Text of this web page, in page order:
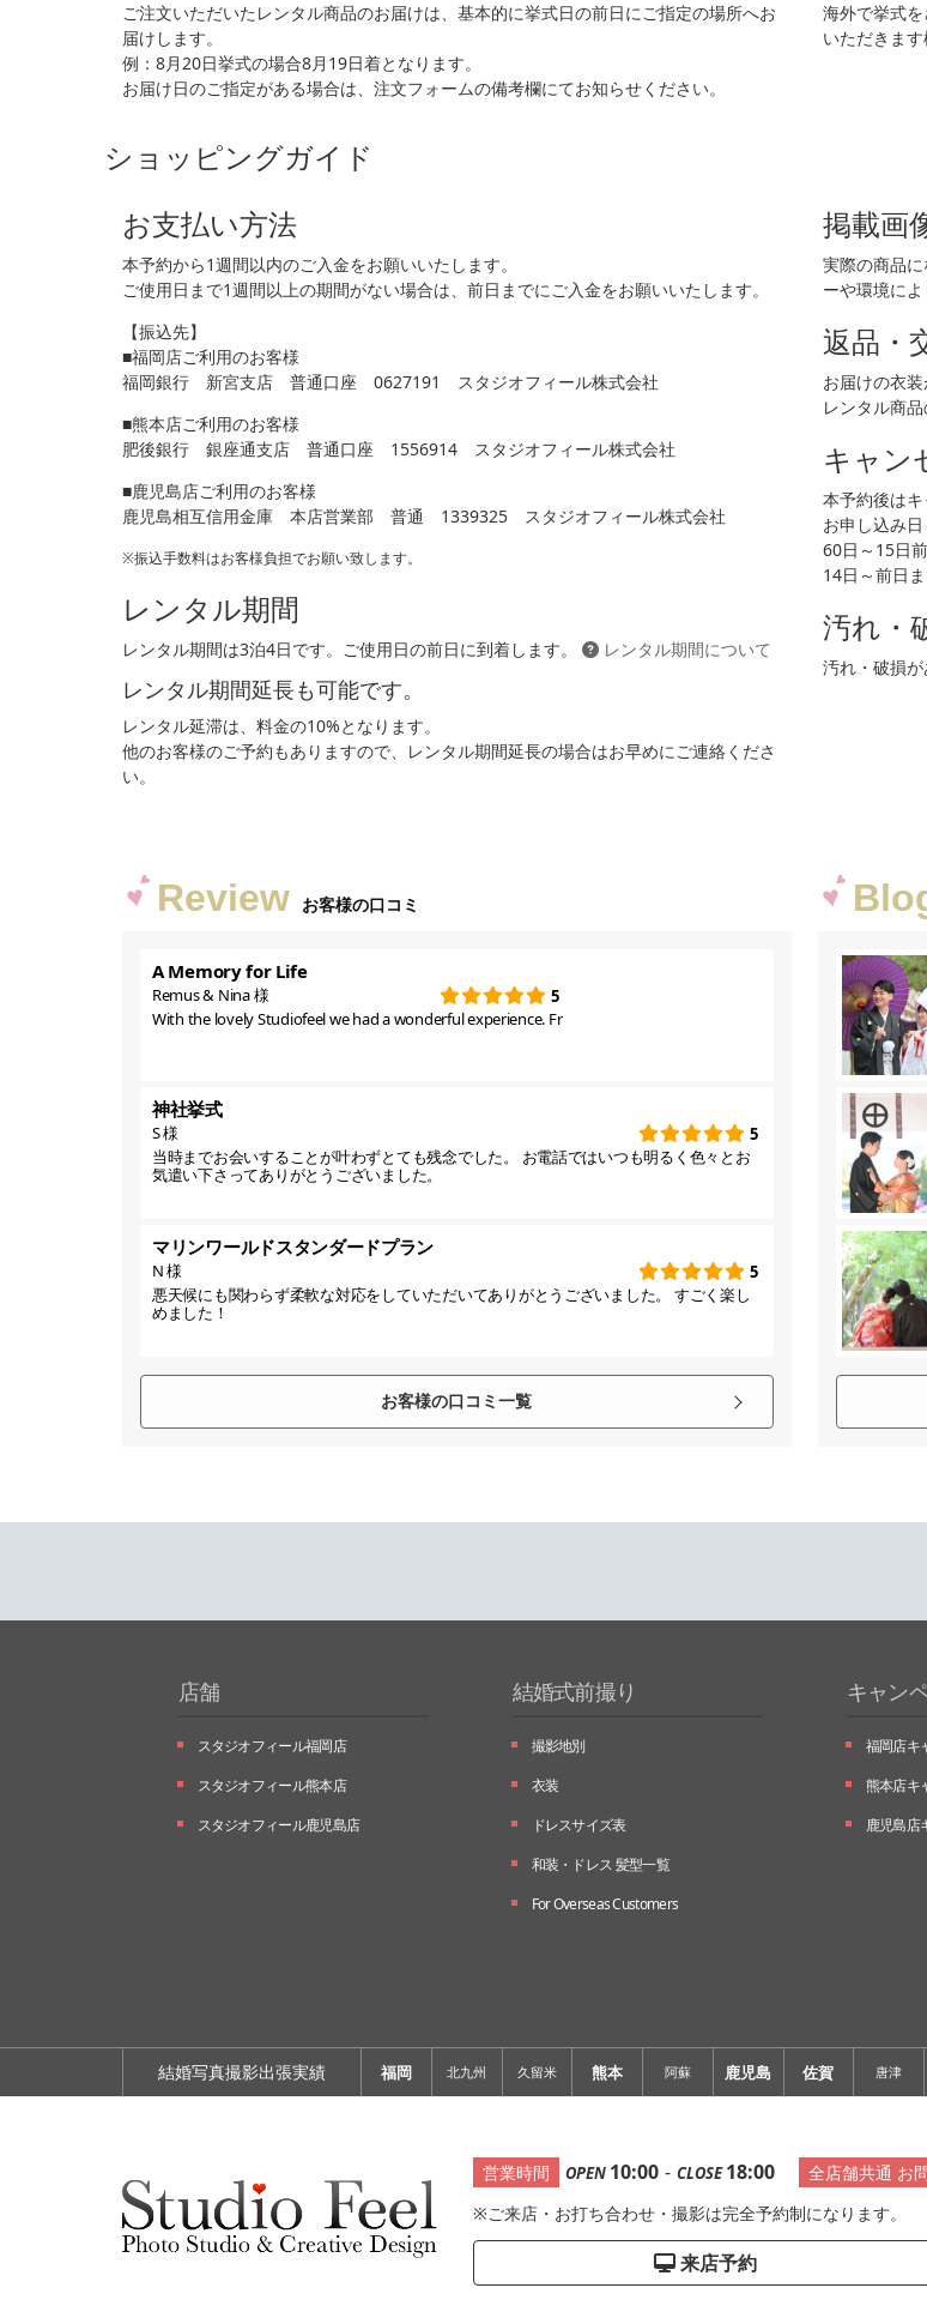
ご注文いただいたレンタル商品のお届けは、基本的に挙式日の前日にご指定の場所へお
届けします。
例：8月20日挙式の場合8月19日着となります。
お届け日のご指定がある場合は、注文フォームの備考欄にてお知らせください。
海外で挙式
いただきます
ショッピングガイド
お支払い方法
本予約から1週間以内のご入金をお願いいたします。
ご使用日まで1週間以上の期間がない場合は、前日までにご入金をお願いいたします。
【振込先】
■福岡店ご利用のお客様
福岡銀行 新宮支店 普通口座 0627191 スタジオフィール株式会社
■熊本店ご利用のお客様
肥後銀行 銀座通支店 普通口座 1556914 スタジオフィール株式会社
■鹿児島店ご利用のお客様
鹿児島相互信用金庫 本店営業部 普通 1339325 スタジオフィール株式会社
※振込手数料はお客様負担でお願い致します。
レンタル期間
レンタル期間は3泊4日です。ご使用日の前日に到着します。 レンタル期間について
レンタル期間延長も可能です。
レンタル延滞は、料金の10%となります。
他のお客様のご予約もありますので、レンタル期間延長の場合はお早めにご連絡くださ
い。
掲載画
実際の商品
ーや環境に
返品・
お届けの衣
レンタル商
キャン
本予約後はキ
お申し込み
60日～15日
14日～前日
汚れ・
汚れ・破損
Review お客様の口コミ
A Memory for Life
Remus & Nina 様
5
With the lovely Studiofeel we had a wonderful experience. Fr
神社挙式
S 様
5
当時までお会いすることが叶わずとても残念でした。 お電話ではいつも明るく色々とお
気遣い下さってありがとうございました。
マリンワールドスタンダードプラン
N 様
5
悪天候にも関わらず柔軟な対応をしていただいてありがとうございました。 すごく楽し
めました！
お客様の口コミ一覧
店舗
スタジオフィール福岡店
スタジオフィール熊本店
スタジオフィール鹿児島店
結婚式前撮り
撮影地別
衣装
ドレスサイズ表
和装・ドレス 髪型一覧
For Overseas Customers
キャン
福岡店キ
熊本店キ
鹿児島店
結婚写真撮影出張実績 福岡 北九州 久留米 熊本 阿蘇 鹿児島 佐賀 唐津
営業時間 OPEN 10:00 - CLOSE 18:00 全店舗共通 お
※ご来店・お打ち合わせ・撮影は完全予約制になります。
来店予約